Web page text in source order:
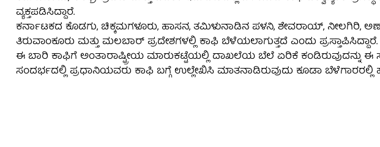
ವ್ಯಕ್ತಪಡಿಸಿದ್ದಾರೆ.
ಕರ್ನಾಟಕದ ಕೊಡಗು, ಚಿಕ್ಕಮಗಳೂರು, ಹಾಸನ, ತಮಿಳುನಾಡಿನ ಪಳನಿ, ಶೇವರಾಯ್, ನೀಲಗಿರಿ,
ತಿರುವಾಂಕೂರು ಮತ್ತು ಮಲಬಾರ್ ಪ್ರದೇಶಗಳಲ್ಲಿ ಕಾಫಿ ಬೆಳೆಯಲಾಗುತ್ತದೆ ಎಂದು ಪ್ರಸ್ತಾಪಿಸಿದ್ದಾರೆ.
ಈ ಬಾರಿ ಕಾಫಿಗೆ ಅಂತಾರಾಷ್ಟ್ರೀಯ ಮಾರುಕಟ್ಟೆಯಲ್ಲಿ ದಾಖಲೆಯ ಬೆಲೆ ಏರಿಕೆ ಕಂಡಿರುವುದನ್ನು ಈ
ಸಂದರ್ಭದಲ್ಲಿ ಪ್ರಧಾನಿಯವರು ಕಾಫಿ ಬಗ್ಗೆ ಉಲ್ಲೇಖಿಸಿ ಮಾತನಾಡಿರುವುದು ಕೂಡಾ